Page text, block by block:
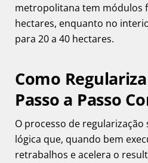
metropolitana tem módulos
hectares, enquanto no
para 20 a 40 hectares.
Como
Passo a Passo
O processo de regularização
lógica que, quando bem
retrabalhos e acelera o